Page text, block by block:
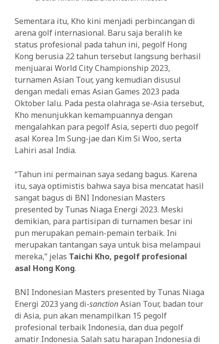
Sementara itu, Kho kini menjadi perbincangan di
arena golf internasional. Baru saja beralih ke
status profesional pada tahun ini, pegolf Hong
Kong berusia 22 tahun tersebut langsung berhasil
menjuarai World City Championship 2023,
turnamen Asian Tour, yang kemudian disusul
dengan medali emas Asian Games 2023 pada
Oktober lalu. Pada pesta olahraga se-Asia tersebut,
Kho menunjukkan kemampuannya dengan
mengalahkan para pegolf Asia, seperti duo pegolf
asal Korea Im Sung-jae dan Kim Si Woo, serta
Lahiri asal India.
“Tahun ini permainan saya sedang bagus. Karena
itu, saya optimistis bahwa saya bisa mencatat hasil
sangat bagus di BNI Indonesian Masters
presented by Tunas Niaga Energi 2023. Meski
demikian, para partisipan di turnamen besar ini
pun merupakan pemain-pemain terbaik. Ini
merupakan tantangan saya untuk bisa melampaui
mereka,” jelas Taichi Kho, pegolf profesional
asal Hong Kong.
BNI Indonesian Masters presented by Tunas Niaga
Energi 2023 yang di-sanctionAsian Tour, badan tour
di Asia, pun akan menampilkan 15 pegolf
profesional terbaik Indonesia, dan dua pegolf
amatir Indonesia. Salah satu harapan Indonesia di